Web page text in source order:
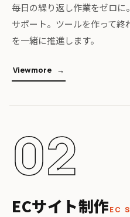
毎日の繰り返し作業をゼロ
サポート。ツールを作って
を一緒に推進します。
Viewmore
02
ECサイト制作EC